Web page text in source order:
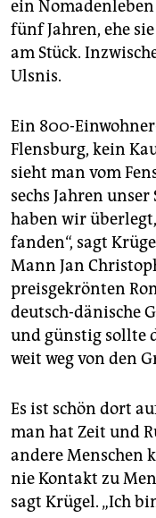
ein
fünf Jahren, ehe
am Stück.
Ulsnis.
Ein 800-
Flensburg, kein
sieht man vom
sechs Jahren
haben wir
fanden“, sagt
Mann Jan
preisgekrönten
deutsch-dänische
und günstig sollte
weit weg von den
Es ist schön dort
man hat Zeit und
andere Menschen
nie Kontakt zu
sagt Krügel. „Ich